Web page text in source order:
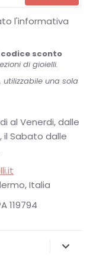
l'informativa
sconto
di gioielli.
una sola
al Venerdi, dalle
il Sabato dalle
Italia
119794